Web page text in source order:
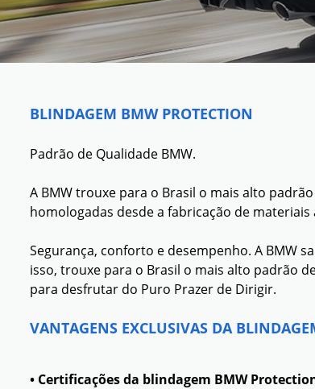
BLINDAGEM BMW PROTECTION
Padrão de Qualidade BMW.
A BMW trouxe para o Brasil o mais alto
homologadas desde a fabricação de materiais
Segurança, conforto e desempenho. A BMW
isso, trouxe para o Brasil o mais alto padrão
para desfrutar do Puro Prazer de Dirigir.
VANTAGENS EXCLUSIVAS DA
• Certificações da blindagem BMW